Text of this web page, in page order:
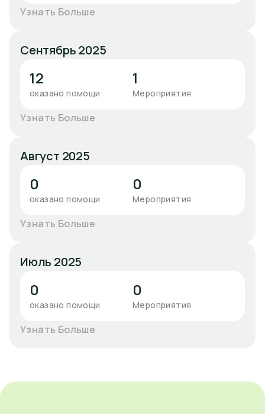
Узнать Больше
Сентябрь 2025
12
оказано помощи
1
Мероприятия
Узнать Больше
Август 2025
0
оказано помощи
0
Мероприятия
Узнать Больше
Июль 2025
0
оказано помощи
0
Мероприятия
Узнать Больше